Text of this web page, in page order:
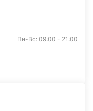
Пн-Вс: 09:00 - 21:00